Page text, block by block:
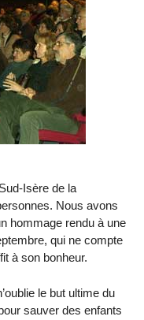
Isère de la
Nous avons
hommage rendu à une
qui ne compte
à son bonheur.
le but ultime du
sauver des enfants